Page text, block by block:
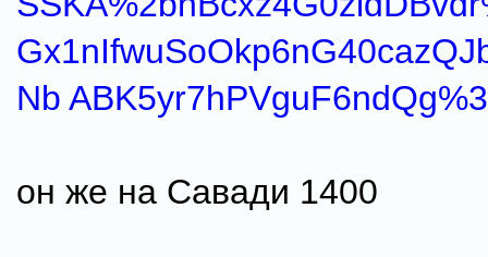
Nb
он же на Савади 1400